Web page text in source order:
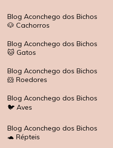
Blog Aconchego dos Bichos
🐶 Cachorros
Blog Aconchego dos Bichos
🐱 Gatos
Blog Aconchego dos Bichos
🐹 Roedores
Blog Aconchego dos Bichos
🐦 Aves
Blog Aconchego dos Bichos
🐢 Répteis